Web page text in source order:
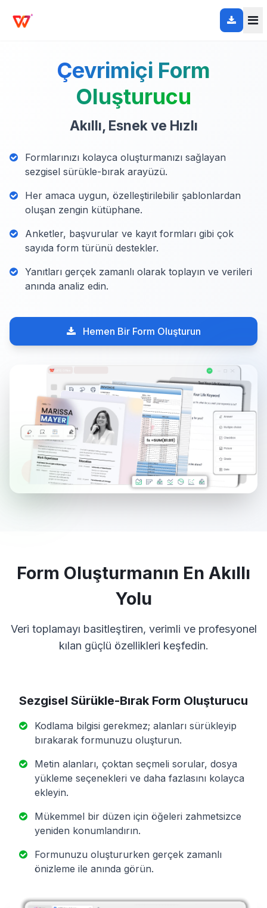
Çevrimiçi Form
Oluşturucu
Akıllı, Esnek ve Hızlı
Formlarınızı kolayca oluşturmanızı sağlayan
sezgisel sürükle-bırak arayüzü.
Her amaca uygun, özelleştirilebilir şablonlardan
oluşan zengin kütüphane.
Anketler, başvurular ve kayıt formları gibi çok
sayıda form türünü destekler.
Yanıtları gerçek zamanlı olarak toplayın ve verileri
anında analiz edin.
Hemen Bir Form Oluşturun
Form Oluşturmanın En Akıllı
Yolu
Veri toplamayı basitleştiren, verimli ve profesyonel
kılan güçlü özellikleri keşfedin.
Sezgisel Sürükle-Bırak Form Oluşturucu
Kodlama bilgisi gerekmez; alanları sürükleyip
bırakarak formunuzu oluşturun.
Metin alanları, çoktan seçmeli sorular, dosya
yükleme seçenekleri ve daha fazlasını kolayca
ekleyin.
Mükemmel bir düzen için öğeleri zahmetsizce
yeniden konumlandırın.
Formunuzu oluştururken gerçek zamanlı
önizleme ile anında görün.